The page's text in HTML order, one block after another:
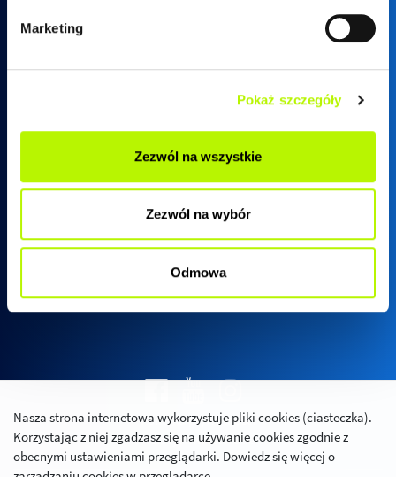
Marketing
Pokaż szczegóły
Zezwól na wszystkie
Zezwól na wybór
Odmowa
tel.17 789 19 87
Biuro sprzedaży SkyRes
ul. Warszawska 18
(biurowiec SkyRes, piętro 12)
Pn - Pt: 08:00 - 17:00
Polityka prywatności
Relacje inwestorskie
Nasza strona internetowa wykorzystuje pliki cookies (ciasteczka).
Korzystając z niej zgadzasz się na używanie cookies zgodnie z
obecnymi ustawieniami przeglądarki. Dowiedz się więcej o